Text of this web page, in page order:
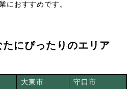
におすすめです。
たにぴったりのエリア
大東市 守口市